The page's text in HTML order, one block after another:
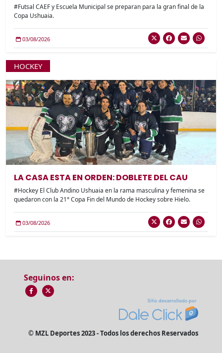
#Futsal CAEF y Escuela Municipal se preparan para la gran final de la
Copa Ushuaia.
03/08/2026
HOCKEY
LA CASA ESTA EN ORDEN: DOBLETE DEL CAU
#Hockey El Club Andino Ushuaia en la rama masculina y femenina se
quedaron con la 21° Copa Fin del Mundo de Hockey sobre Hielo.
03/08/2026
Seguinos en:
© MZL Deportes 2023 - Todos los derechos Reservados